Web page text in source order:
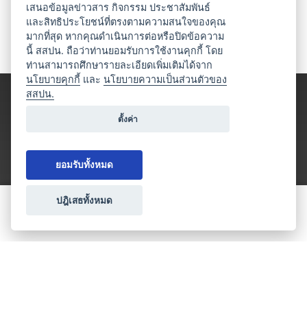
ประเภทธุรกิจไมซ์
เสนอข้อมูลข่าวสาร กิจกรรม ประชาสัมพันธ์
และสิทธิประโยชน์ที่ตรงตามความสนใจของคุณ
มากที่สุด หากคุณดำเนินการต่อหรือปิดข้อความ
นี้ สสปน. ถือว่าท่านยอมรับการใช้งานคุกกี้ โดย
ท่านสามารถศึกษารายละเอียดเพิ่มเติมได้จาก
นโยบายคุกกี้ และนโยบายความเป็นส่วนตัวของ
สสปน.
ตั้งค่า
ยอมรับทั้งหมด
ปฎิเสธทั้งหมด